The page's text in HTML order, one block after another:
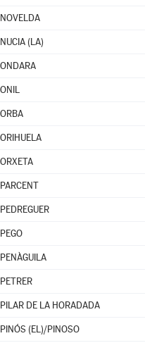
NOVELDA
NUCIA (LA)
ONDARA
ONIL
ORBA
ORIHUELA
ORXETA
PARCENT
PEDREGUER
PEGO
PENÀGUILA
PETRER
PILAR DE LA HORADADA
PINÓS (EL)/PINOSO